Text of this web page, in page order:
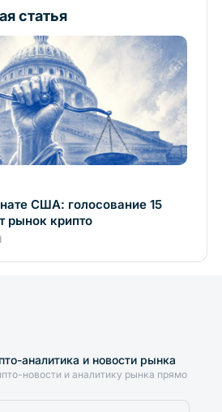
статья
США: голосование 15
рынок крипто
аналитика и новости рынка
новости и аналитику рынка прямо